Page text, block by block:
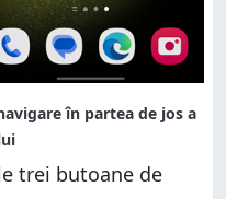
trei butoane de